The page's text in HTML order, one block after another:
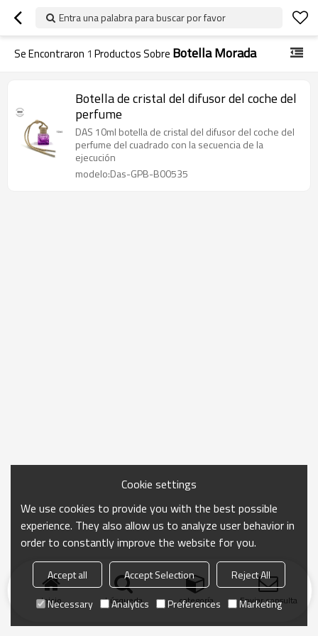
Entra una palabra para buscar por favor
Se Encontraron 1 Productos Sobre Botella Morada
Botella de cristal del difusor del coche del
perfume
DAS 10ml botella de cristal del difusor del coche del
perfume del cuadrado con la secuencia de la
ejecución
modelo:Das-GPB-B00535
Inicio búsqueda categoría Enviar consulta
Cookie settings
We use cookies to provide you with the best possible
experience. They also allow us to analyze user behavior in
order to constantly improve the website for you.
Accept all Accept Selection
Reject All
Necessary
Analytics Preferences Marketing